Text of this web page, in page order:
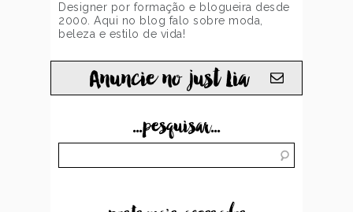
Designer por formação e blogueira desde
2000. Aqui no blog falo sobre moda,
beleza e estilo de vida!
Anuncie no just Lia
...pesquisar...